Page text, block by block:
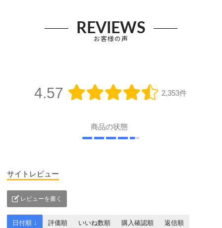
REVIEWS
お客様の声
4.57 2,353件
商品の状態
サイトレビュー
レビューを書く
日付順 ↓ 評価順 いいね数順 購入確認順 返信順